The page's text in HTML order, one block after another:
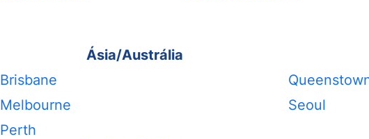
Ásia/Austrália
Brisbane
Melbourne
Perth
Seoul